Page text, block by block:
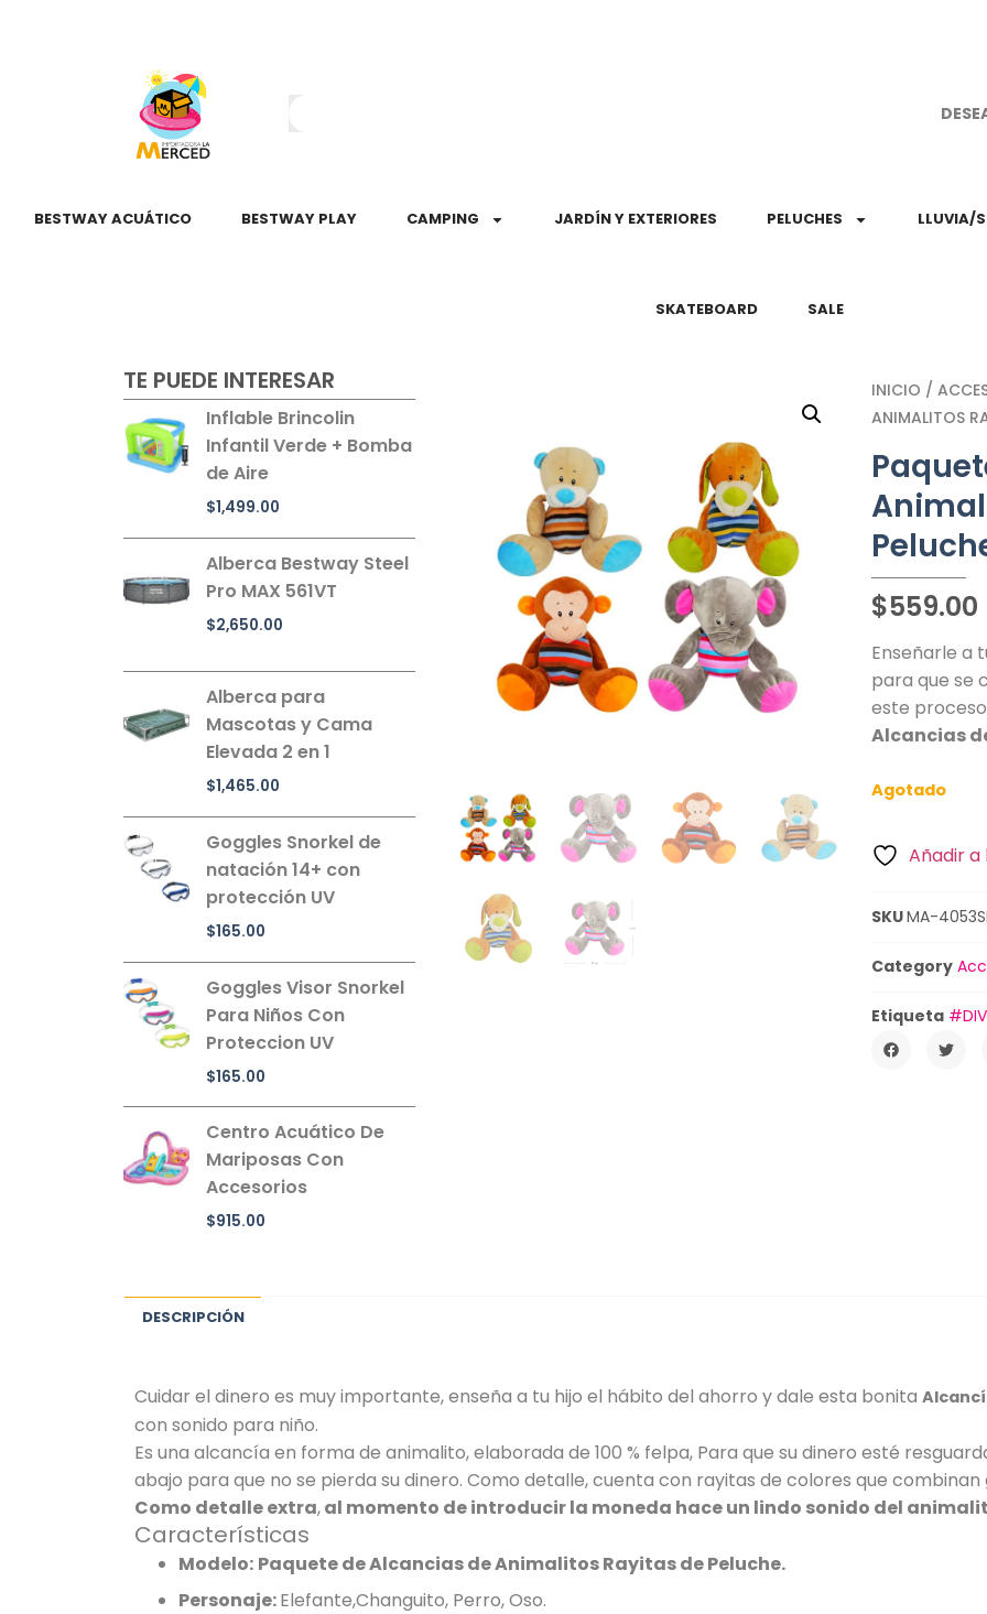
BESTWAY ACUÁTICO BESTWAY PLAY CAMPING JARDÍN Y EXTERIORES PELUCHES LLUVIA/
SKATEBOARD SALE
TE PUEDE INTERESAR
Inflable Brincolin
Infantil Verde + Bomba
de Aire
$1,499.00
Alberca Bestway Steel
Pro MAX 561VT
$2,650.00
Alberca para
Mascotas y Cama
Elevada 2 en 1
$1,465.00
Goggles Snorkel de
natación 14+ con
protección UV
$165.00
Goggles Visor Snorkel
Para Niños Con
Proteccion UV
$165.00
Centro Acuático De
Mariposas Con
Accesorios
$915.00
INICIO /
ANIMALITOS
$559.00
Enseñarle a
para que se
este
Alcancias
Agotado
Añadir a
SKUMA-
Category
Etiqueta
DESCRIPCIÓN
Cuidar el dinero es muy importante, enseña a tu hijo el hábito del ahorro y dale esta bonita
con sonido para niño.
Es una alcancía en forma de animalito, elaborada de 100 % felpa, Para que su dinero esté
abajo para que no se pierda su dinero. Como detalle, cuenta con rayitas de colores que
Como detalle extra,al momento de introducir la moneda hace un lindo sonido del
Características
Modelo: Paquete de Alcancias de Animalitos Rayitas de Peluche.
Personaje:Elefante,Changuito, Perro, Oso.